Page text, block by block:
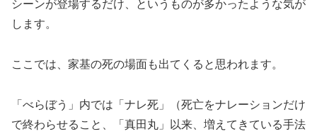
シーンが登場するだけ、というものが多かったような気が
します。
ここでは、家基の死の場面も出てくると思われます。
「べらぼう」内では「ナレ死」（死亡をナレーションだけ
で終わらせること、「真田丸」以来、増えてきている手法